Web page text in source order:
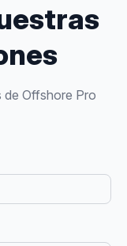
de Offshore Pro